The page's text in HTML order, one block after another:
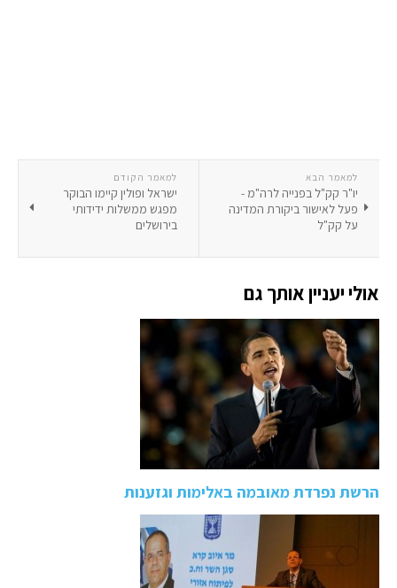
למאמר הקודם
ישראל ופולין קיימו הבוקר
מפגש ממשלות ידידותי
בירושלים
למאמר הבא
יו"ר קק"ל בפנייה לרה"מ -
פעל לאישור ביקורת המדינה
על קק"ל
אולי יעניין אותך גם
הרשת נפרדת מאובמה באלימות וגזענות